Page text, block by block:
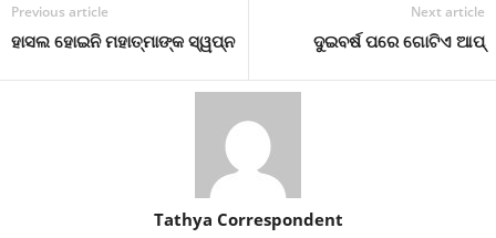
Previous article
ହାସଲ ହୋଇନି ମହାତ୍ମାଙ୍କ ସ୍ୱପ୍ନ
Next article
ଦୁଇବର୍ଷ ପରେ ଗୋଟିଏ ଆପ୍‍
Tathya Correspondent